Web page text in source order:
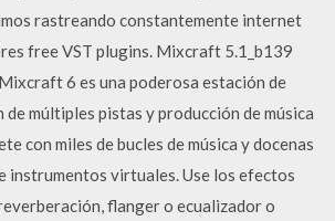
rastreando constantemente internet
free VST plugins. Mixcraft 5.1_b139
6 es una poderosa estación de
múltiples pistas y producción de música
con miles de bucles de música y docenas
instrumentos virtuales. Use los efectos
flanger o ecualizador o